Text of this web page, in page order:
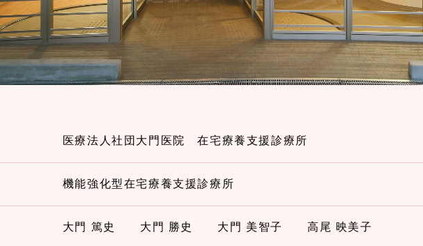
医療法人社団大門医院在宅療養支援診療所
機能強化型在宅療養支援診療所
大門 篤史 大門 勝史 大門 美智子高尾 映美子